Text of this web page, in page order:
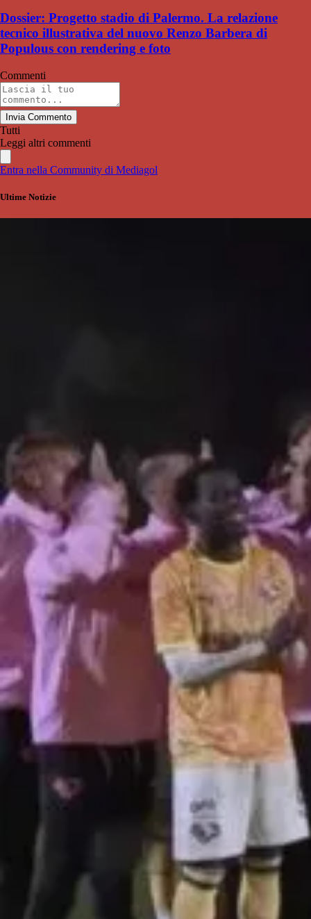
Dossier: Progetto stadio di Palermo. La relazione
tecnico illustrativa del nuovo Renzo Barbera di
Populous con rendering e foto
Commenti
Invia Commento
Tutti
Leggi altri commenti
Entra nella Community di Mediagol
Ultime Notizie